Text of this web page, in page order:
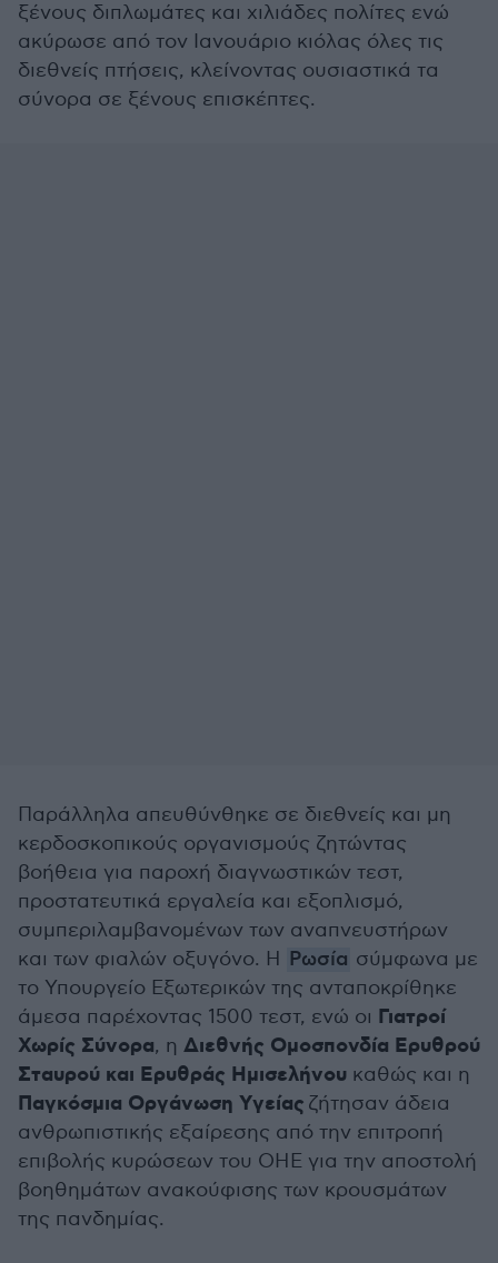
ξένους διπλωμάτες και χιλιάδες πολίτες ενώ
ακύρωσε από τον Ιανουάριο κιόλας όλες τις
διεθνείς πτήσεις, κλείνοντας ουσιαστικά τα
σύνορα σε ξένους επισκέπτες.
Παράλληλα απευθύνθηκε σε διεθνείς και μη
κερδοσκοπικούς οργανισμούς ζητώντας
βοήθεια για παροχή διαγνωστικών τεστ,
προστατευτικά εργαλεία και εξοπλισμό,
συμπεριλαμβανομένων των αναπνευστήρων
και των φιαλών οξυγόνο. Η Ρωσία σύμφωνα με
το Υπουργείο Εξωτερικών της ανταποκρίθηκε
άμεσα παρέχοντας 1500 τεστ, ενώ οι Γιατροί
Χωρίς Σύνορα, η Διεθνής Ομοσπονδία Ερυθρού
Σταυρού και Ερυθράς Ημισελήνου καθώς και η
Παγκόσμια Οργάνωση Υγείας ζήτησαν άδεια
ανθρωπιστικής εξαίρεσης από την επιτροπή
επιβολής κυρώσεων του ΟΗΕ για την αποστολή
βοηθημάτων ανακούφισης των κρουσμάτων
της πανδημίας.